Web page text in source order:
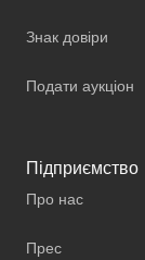
Знак довіри
Подати аукціон
Підприємство
Про нас
Прес